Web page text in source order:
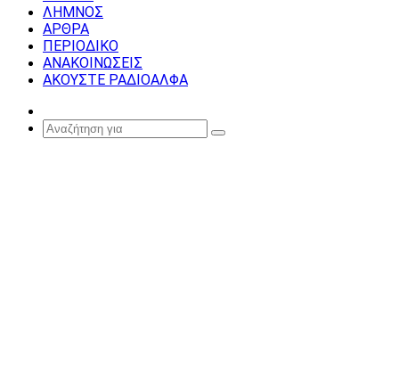
ΛΗΜΝΟΣ
ΑΡΘΡΑ
ΠΕΡΙΟΔΙΚΟ
ΑΝΑΚΟΙΝΩΣΕΙΣ
ΑΚΟΥΣΤΕ ΡΑΔΙΟΑΛΦΑ
Article
Αναζήτηση